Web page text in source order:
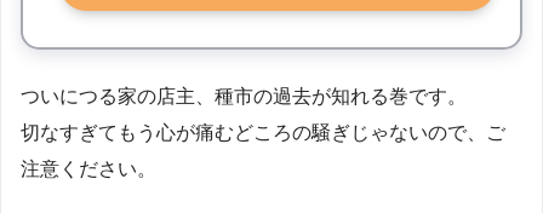
ついにつる家の店主、種市の過去が知れる巻です。
切なすぎてもう心が痛むどころの騒ぎじゃないので、ご
注意ください。